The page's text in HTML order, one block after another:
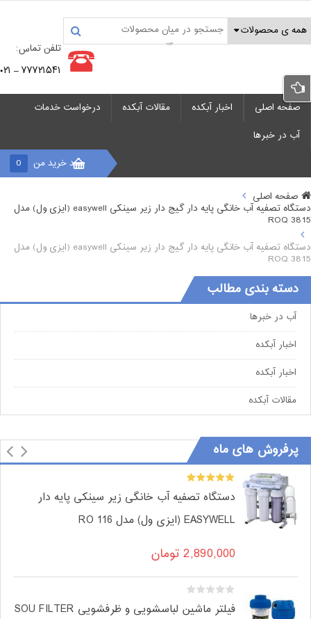
تلفن تماس:
۷۷۷۲۱۵۴۱ – ۰۲۱
صفحه اصلی اخبار آبکده مقالات آبکده
درخواست خدمات
آب در خبرها
سبد خرید من
0
صفحه اصلی
دستگاه تصفیه آب خانگی پایه دار گیج دار زیر سینکی easywell (ایزی ول) مدل
ROQ 3815
دستگاه تصفیه آب خانگی پایه دار گیج دار زیر سینکی easywell (ایزی ول) مدل
ROQ 3815
دسته بندی مطالب
آب در خبرها
اخبار آبکده
اخبار آبکده
مقالات آبکده
پرفروش های ماه
دستگاه تصفیه آب خانگی زیر سینکی پایه دار
EASYWELL (ایزی ول) مدل RO 116
2,890,000 تومان
فیلتر ماشین لباسشویی و ظرفشویی SOU FILTER